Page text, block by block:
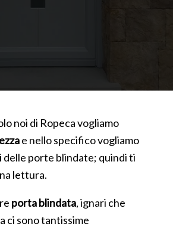
noi di Ropeca vogliamo
e nello specifico vogliamo
porte blindate; quindi ti
lettura.
porta blindata, ignari che
ci sono tantissime